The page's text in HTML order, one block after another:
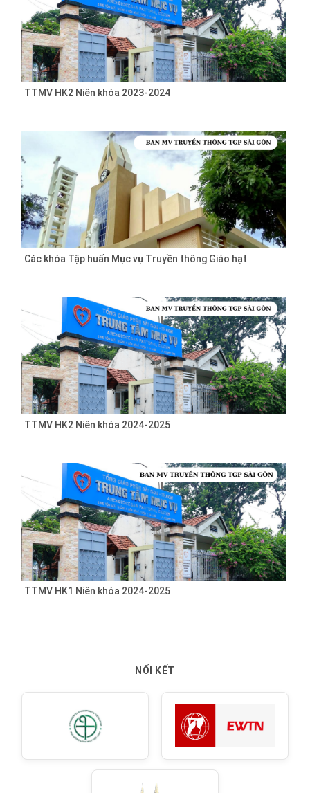
TTMV HK2 Niên khóa 2023-2024
Các khóa Tập huấn Mục vụ Truyền thông Giáo hạt
TTMV HK2 Niên khóa 2024-2025
TTMV HK1 Niên khóa 2024-2025
NỐI KẾT